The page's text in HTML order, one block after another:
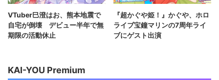
VTuber巳澄はお、熊本地震で
自宅が倒壊 デビュー半年で無
期限の活動休止
『超かぐや姫！』かぐや、ホロ
ライブ宝鐘マリンの7周年ライ
ブにゲスト出演
KAI-YOU Premium